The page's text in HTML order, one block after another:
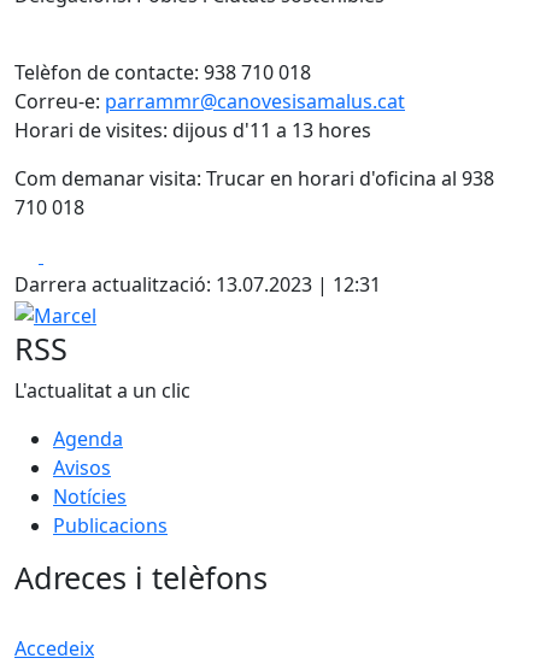
Telèfon de contacte: 938 710 018
Correu-e: parrammr@canovesisamalus.cat
Horari de visites: dijous d'11 a 13 hores
Com demanar visita: Trucar en horari d'oficina al 938
710 018
Darrera actualització: 13.07.2023 | 12:31
Marcel
RSS
L'actualitat a un clic
Agenda
Avisos
Notícies
Publicacions
Adreces i telèfons
Accedeix